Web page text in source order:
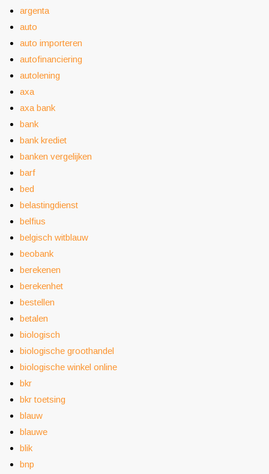
argenta
auto
auto importeren
autofinanciering
autolening
axa
axa bank
bank
bank krediet
banken vergelijken
barf
bed
belastingdienst
belfius
belgisch witblauw
beobank
berekenen
berekenhet
bestellen
betalen
biologisch
biologische groothandel
biologische winkel online
bkr
bkr toetsing
blauw
blauwe
blik
bnp